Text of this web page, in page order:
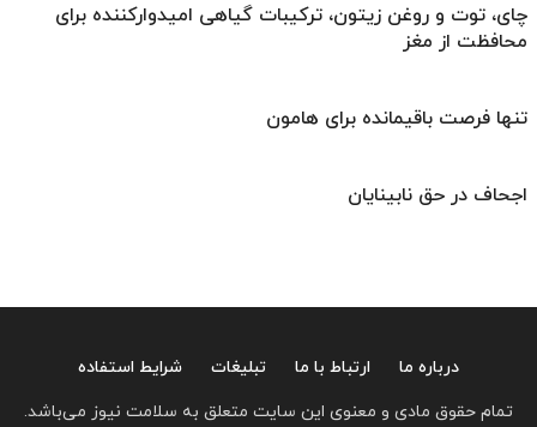
چای، توت و روغن زیتون، ترکیبات گیاهی امیدوارکننده برای
محافظت از مغز
تنها فرصت باقیمانده برای هامون
اجحاف در حق نابینایان
درباره ما ارتباط با ما تبلیغات
شرایط استفاده
تمام حقوق مادی و معنوی این سایت متعلق به سلامت نیوز می‌باشد.